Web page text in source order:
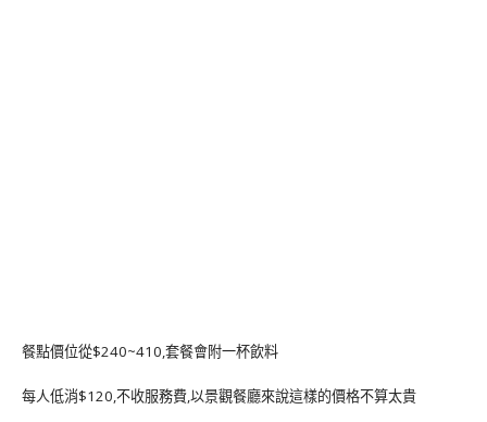
餐點價位從$240~410,套餐會附一杯飲料
每人低消$120,不收服務費,以景觀餐廳來說這樣的價格不算太貴